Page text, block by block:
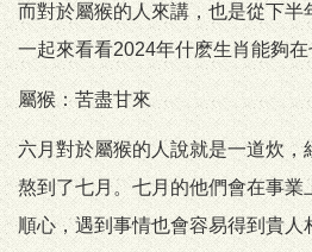
而對於屬猴的人來講，也是從下半
一起來看看2024年什麽生肖能夠
屬猴：苦盡甘來
六月對於屬猴的人說就是一道炊
熬到了七月。七月的他們會在事業
順心，遇到事情也會容易得到貴人